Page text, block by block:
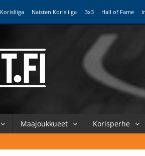
Korisliiga Naisten Korisliiga 3x3 Hall of Fame
Maajoukkueet Korisperhe